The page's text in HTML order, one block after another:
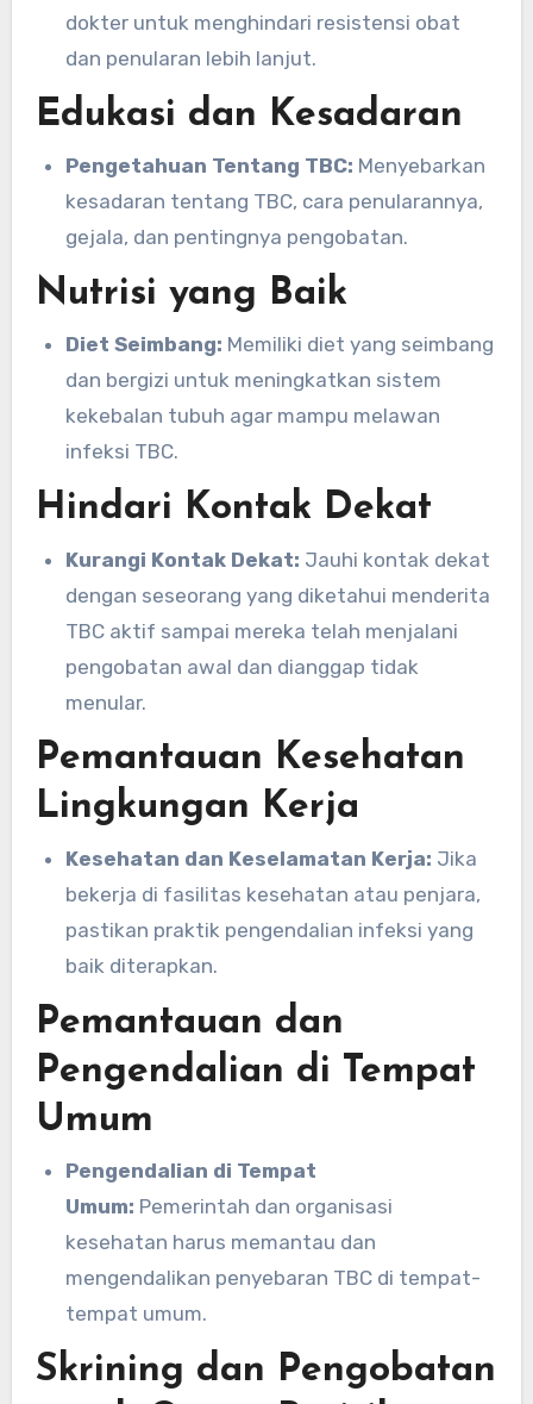
dokter untuk menghindari resistensi obat
dan penularan lebih lanjut.
Edukasi dan Kesadaran
Pengetahuan Tentang TBC: Menyebarkan
kesadaran tentang TBC, cara penularannya,
gejala, dan pentingnya pengobatan.
Nutrisi yang Baik
Diet Seimbang: Memiliki diet yang seimbang
dan bergizi untuk meningkatkan sistem
kekebalan tubuh agar mampu melawan
infeksi TBC.
Hindari Kontak Dekat
Kurangi Kontak Dekat: Jauhi kontak dekat
dengan seseorang yang diketahui menderita
TBC aktif sampai mereka telah menjalani
pengobatan awal dan dianggap tidak
menular.
Pemantauan Kesehatan
Lingkungan Kerja
Kesehatan dan Keselamatan Kerja: Jika
bekerja di fasilitas kesehatan atau penjara,
pastikan praktik pengendalian infeksi yang
baik diterapkan.
Pemantauan dan
Pengendalian di Tempat
Umum
Pengendalian di Tempat
Umum: Pemerintah dan organisasi
kesehatan harus memantau dan
mengendalikan penyebaran TBC di tempat-
tempat umum.
Skrining dan Pengobatan